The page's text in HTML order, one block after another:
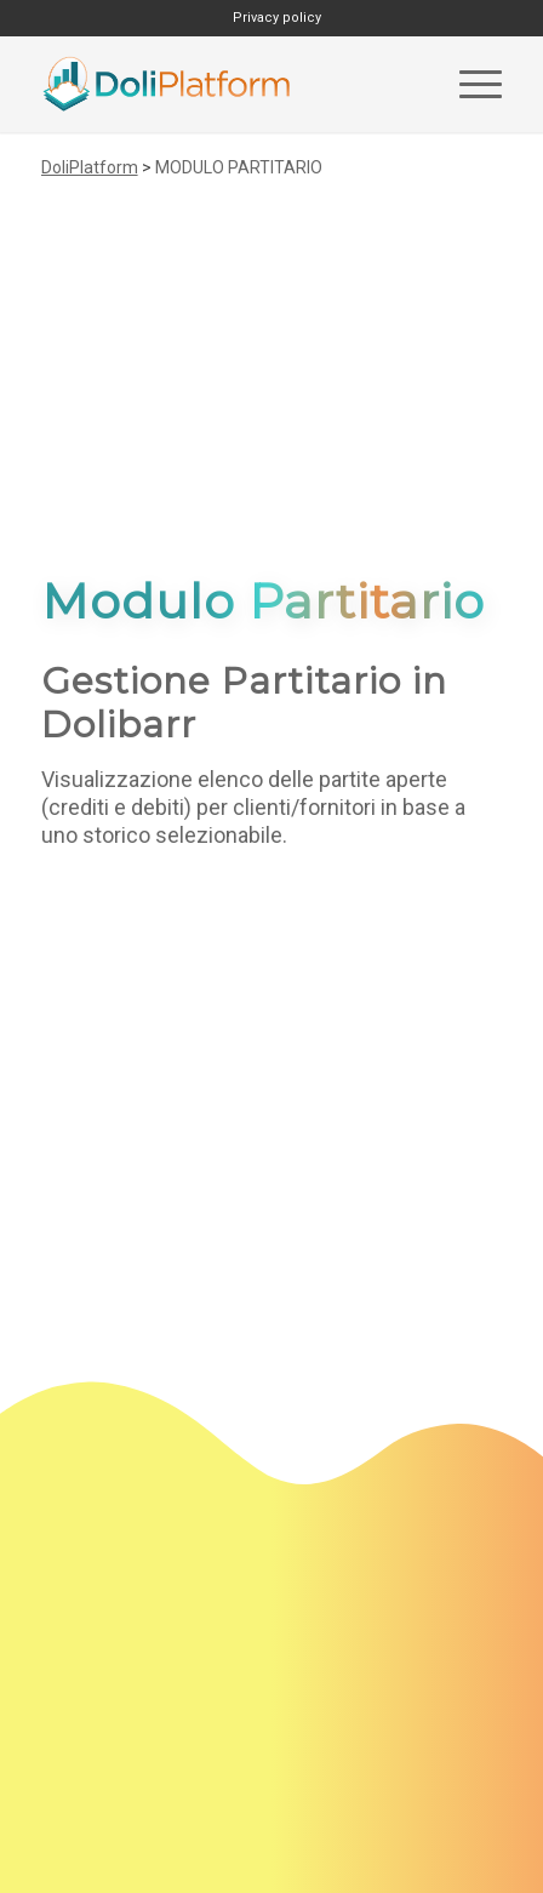
Privacy policy
DoliPlatform > MODULO PARTITARIO
Modulo Partitario
Gestione Partitario in
Dolibarr
Visualizzazione elenco delle partite aperte
(crediti e debiti) per clienti/fornitori in base a
uno storico selezionabile.